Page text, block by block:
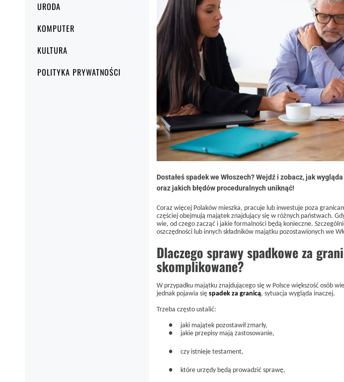
URODA
KOMPUTER
KULTURA
POLITYKA PRYWATNOŚCI
Dostałeś spadek we Włoszech? Wejdź i zobacz, jak
oraz jakich błędów proceduralnych uniknąć!
Coraz więcej Polaków mieszka, pracuje lub inwestuje poza
częściej obejmują majątek znajdujący się w różnych państwach.
wie, od czego zacząć i jakie formalności będą konieczne.
oszczędności lub innych składników majątku pozostawionych we
Dlaczego sprawy spadkowe za
skomplikowane?
W przypadku majątku znajdującego się w Polsce większość osób
jednak pojawia się spadek za granicą, sytuacja wygląda inaczej.
Trzeba często ustalić:
●
jaki majątek pozostawił zmarły,
●
jakie przepisy mają zastosowanie,
● czy istnieje testament,
● które urzędy będą prowadzić sprawę,